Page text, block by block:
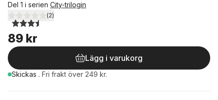
Del 1 i serien City-trilogin
3,5utav 5 stjärnor. Totalt antal röster:
(2)
89 kr
Lägg i varukorg
Skickas . Fri frakt över 249 kr.